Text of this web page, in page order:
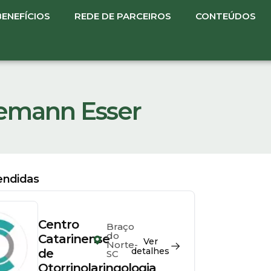
REDE DE PARCEIROS CONTEÚDOS
Esser
Centro
Catarinense
de
Otorrinolaringologia
Braço
do
Norte-
SC
Ver
detalhes